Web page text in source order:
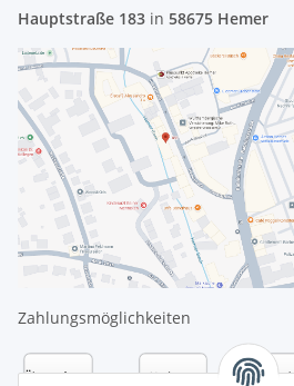
Hauptstraße 183 in 58675 Hemer
Zahlungsmöglichkeiten